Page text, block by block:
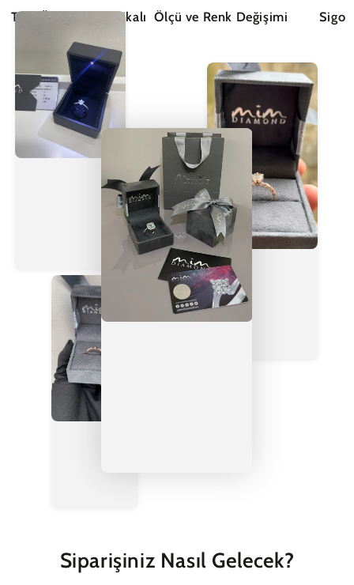
Tüm Ürünler Sertifikalı Ölçü ve Renk Değişimi
Siparişiniz Nasıl Gelecek?